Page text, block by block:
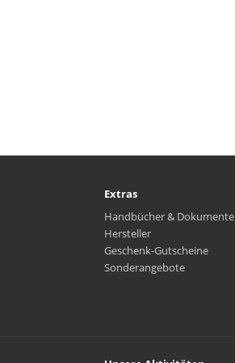
Extras
Handbücher & Dokumente
Hersteller
Geschenk-Gutscheine
Sonderangebote